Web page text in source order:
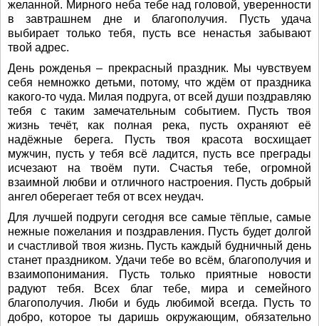
желанной. Мирного неба тебе над головой, уверенности
в завтрашнем дне и благополучия. Пусть удача
выбирает только тебя, пусть все ненастья забывают
твой адрес.
День рожденья – прекрасный праздник. Мы чувствуем
себя немножко детьми, потому, что ждём от праздника
какого-то чуда. Милая подруга, от всей души поздравляю
тебя с таким замечательным событием. Пусть твоя
жизнь течёт, как полная река, пусть охраняют её
надёжные берега. Пусть твоя красота восхищает
мужчин, пусть у тебя всё ладится, пусть все преграды
исчезают на твоём пути. Счастья тебе, огромной
взаимной любви и отличного настроения. Пусть добрый
ангел оберегает тебя от всех неудач.
Для лучшей подруги сегодня все самые тёплые, самые
нежные пожелания и поздравления. Пусть будет долгой
и счастливой твоя жизнь. Пусть каждый будничный день
станет праздником. Удачи тебе во всём, благополучия и
взаимопонимания. Пусть только приятные новости
радуют тебя. Всех благ тебе, мира и семейного
благополучия. Люби и будь любимой всегда. Пусть то
добро, которое ты даришь окружающим, обязательно